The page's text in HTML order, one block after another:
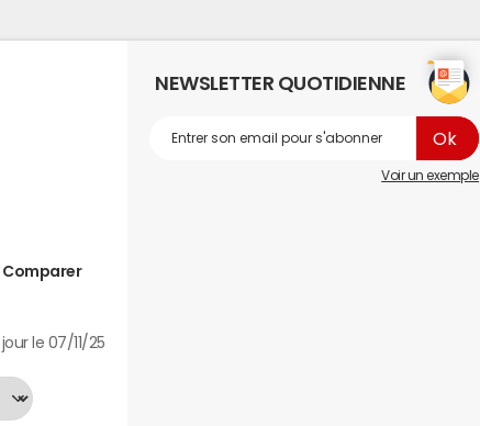
Comparer
le 07/11/25
NEWSLETTER QUOTIDIENNE
Voir un exemple